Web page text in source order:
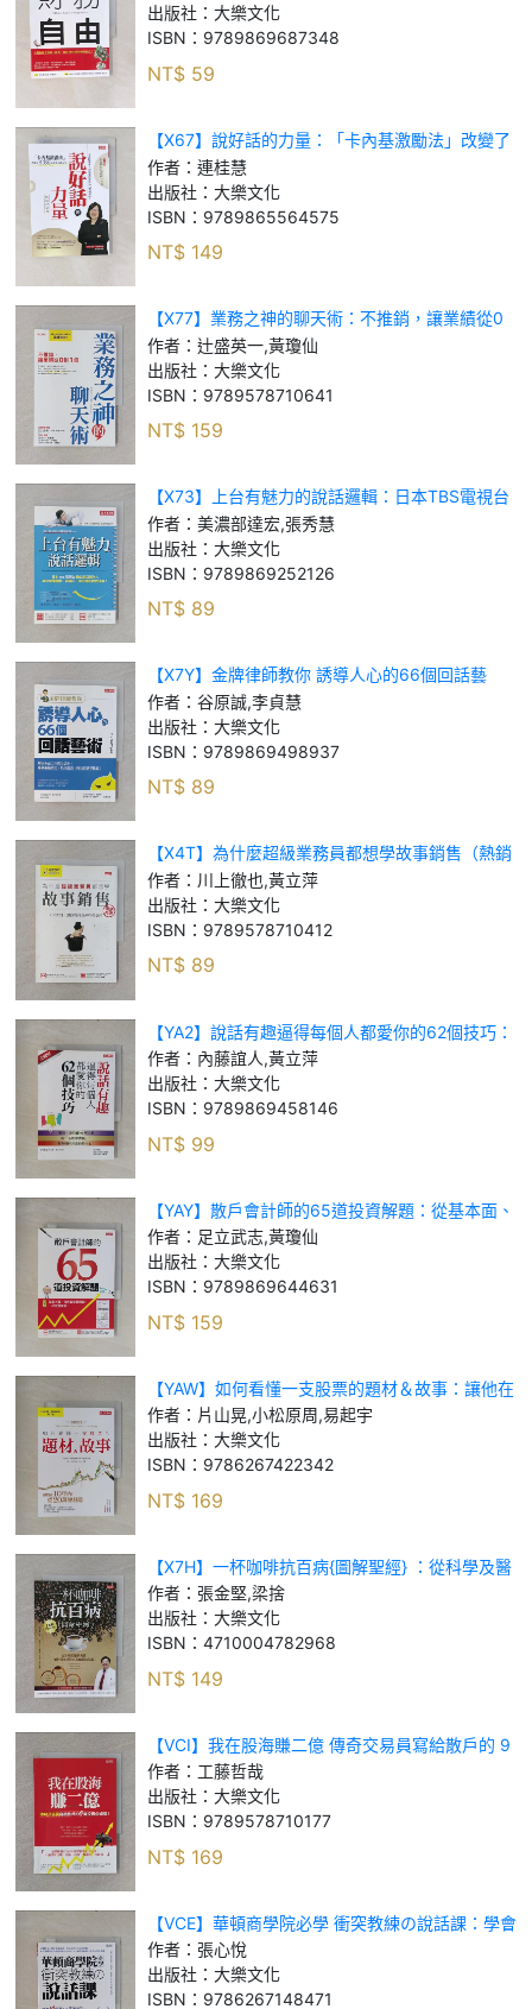
也, 侯詠馨
出版社： 大樂文化
ISBN： 9789869687348
NT$ 59
【X67】說好話的力量：「卡內基激勵法」改變了
5000位經理人的人生 （暢銷珍藏版）_連桂慧
作者： 連桂慧
出版社： 大樂文化
ISBN： 9789865564575
NT$ 149
【X77】業務之神的聊天術：不推銷，讓業績從0
到1億_辻盛英一, 黃瓊仙
作者： 辻盛英一,黃瓊仙
出版社： 大樂文化
ISBN： 9789578710641
NT$ 159
【X73】上台有魅力的說話邏輯：日本TBS電視台
最紅節目製作人，教你架構幽默、同理心、有共鳴
作者： 美濃部達宏,張秀慧
出版社： 大樂文化
ISBN： 9789869252126
NT$ 89
【X7Y】金牌律師教你 誘導人心的66個回話藝
術：解決你在工作與生活中，遇到拒絕請託、陌生
作者： 谷原誠,李貞慧
出版社： 大樂文化
ISBN： 9789869498937
NT$ 89
【X4T】為什麼超級業務員都想學故事銷售（熱銷
再版）_川上徹也, 黃立萍
作者： 川上徹也,黃立萍
出版社： 大樂文化
ISBN： 9789578710412
NT$ 89
【YA2】說話有趣逼得每個人都愛你的62個技巧：
耶魯、康乃爾50所名校的「心理學實驗」，教你如
作者： 內藤誼人,黃立萍
出版社： 大樂文化
ISBN： 9789869458146
NT$ 99
【YAY】散戶會計師的65道投資解題：從基本面、
技術面到籌碼面，一次完整學會！_足立武志, 黃瓊
仙
作者： 足立武志,黃瓊仙
出版社： 大樂文化
ISBN： 9789869644631
NT$ 159
【YAW】如何看懂一支股票的題材＆故事：讓他在
10年內，從20萬變8億！_片山晃, 小松原周, 易起
宇_片山晃, 小松原周, 易起宇
作者： 片山晃,小松原周,易起宇
出版社： 大樂文化
ISBN： 9786267422342
NT$ 169
【X7H】一杯咖啡抗百病{圖解聖經} ：從科學及醫
學角度， 剖析喝咖啡對你我健康的好處！_張金堅,
梁捨
作者： 張金堅,梁捨
出版社： 大樂文化
ISBN： 4710004782968
NT$ 149
【VCI】我在股海賺二億 傳奇交易員寫給散戶的 9
堂投資必修課！_工藤 哲哉
作者： 工藤哲哉
出版社： 大樂文化
ISBN： 9789578710177
NT$ 169
【VCE】華頓商學院必學 衝突教練の說話課：學會
14個高EQ溝通技巧，用一分鐘讓全世界都聽你
的！_張心悅
作者： 張心悅
出版社： 大樂文化
ISBN： 9786267148471